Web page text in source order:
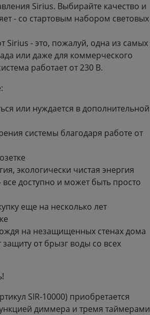
Sirius. Выбирайте качество и
- со стартовым набором световых
Sirius - это, пожалуй, одна из самых
или даже для коммерческого
работает от 230 В.
или нуждается в дополнительной
системы благодаря работе от
экологически чистая энергия
доступно и может быть просто
еще на несколько лет
на незащищенных стенах дома
от брызг воды со всех
SIR-10000) приобретается
диммера и тремя таймерами